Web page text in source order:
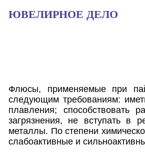
ЮВЕЛИРНОЕ ДЕЛО
Флюсы, применяемые при
следующим требованиям:
плавления; способствовать
загрязнения, не вступать в
металлы. По степени
слабоактивные и